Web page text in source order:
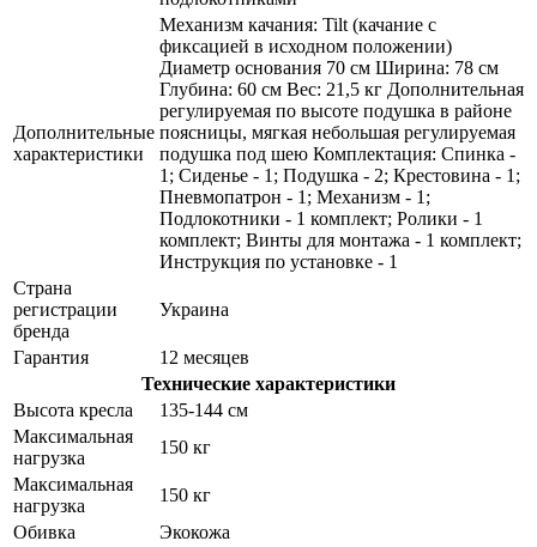
Дополнительные
характеристики
Механизм качания: Tilt (качание с
фиксацией в исходном положении)
Диаметр основания 70 см Ширина: 78 см
Глубина: 60 см Вес: 21,5 кг Дополнительная
регулируемая по высоте подушка в районе
поясницы, мягкая небольшая регулируемая
подушка под шею Комплектация: Спинка -
1; Сиденье - 1; Подушка - 2; Крестовина - 1;
Пневмопатрон - 1; Механизм - 1;
Подлокотники - 1 комплект; Ролики - 1
комплект; Винты для монтажа - 1 комплект;
Инструкция по установке - 1
Страна
регистрации
бренда
Украина
Гарантия
12 месяцев
Технические характеристики
Высота кресла
135-144 см
Максимальная
нагрузка
150 кг
Максимальная
нагрузка
150 кг
Обивка
Экокожа